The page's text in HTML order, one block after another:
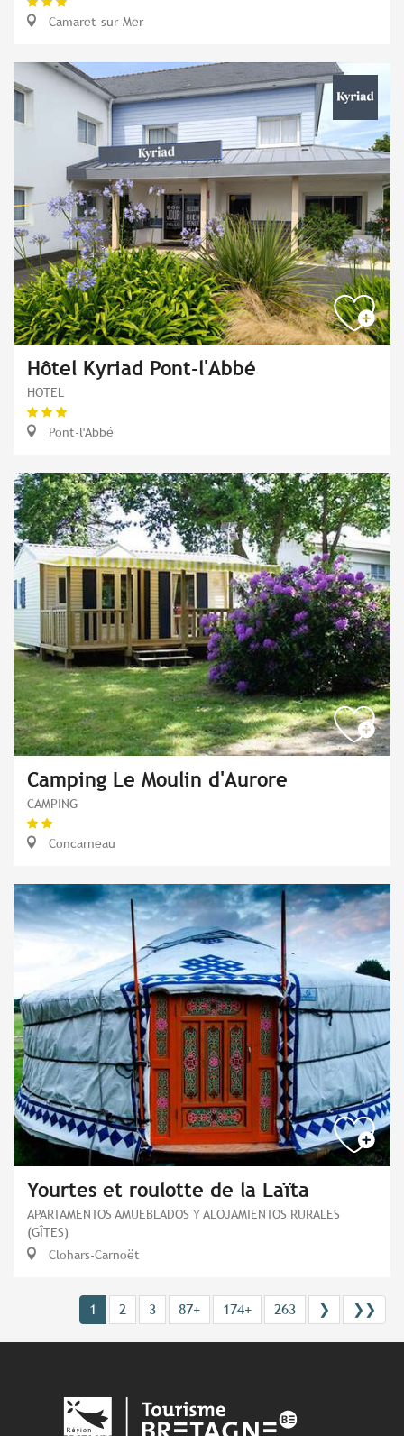
Camaret-sur-Mer
Hôtel Kyriad Pont-l'Abbé
HOTEL
Pont-l'Abbé
Camping Le Moulin d'Aurore
CAMPING
Concarneau
Yourtes et roulotte de la Laïta
APARTAMENTOS AMUEBLADOS Y ALOJAMIENTOS RURALES
(GÎTES)
Clohars-Carnoët
1 2 3 87+ 174+ 263 ❯ ❯❯